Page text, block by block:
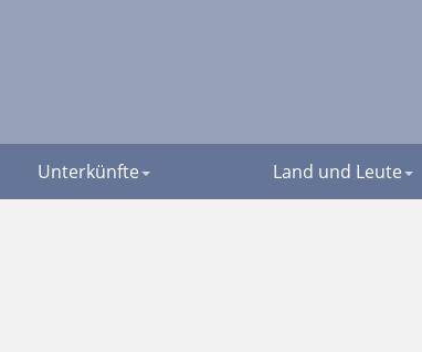
Unterkünfte Land und Leute